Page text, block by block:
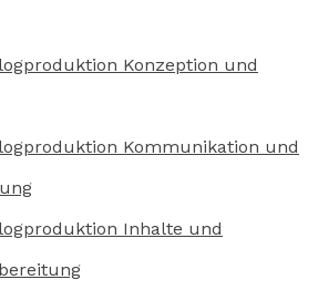
Konzeption und
Kommunikation und
Inhalte und